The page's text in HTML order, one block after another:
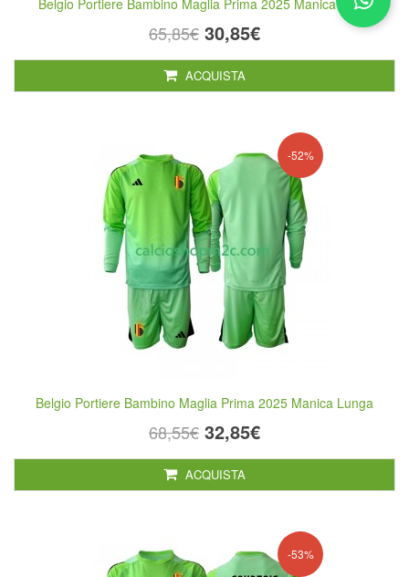
Belgio Portiere Bambino Maglia Prima 2025 Manica Corta
65,85€ 30,85€
ACQUISTA
-52%
Belgio Portiere Bambino Maglia Prima 2025 Manica Lunga
68,55€ 32,85€
ACQUISTA
-53%